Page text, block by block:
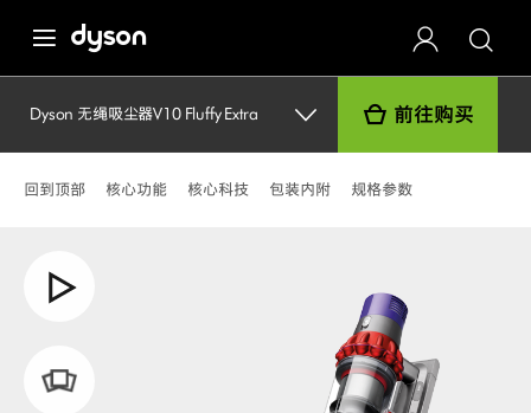
Dyson 无绳吸尘器V10 Fluffy Extra 前往购买
回到顶部 核心功能 核心科技 包装内附 规格参数